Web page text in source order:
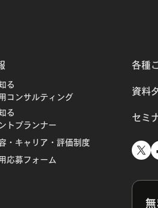
る
コンサルティング
る
トプランナー
・キャリア・評価制度
応募フォーム
各種
資料
セミ